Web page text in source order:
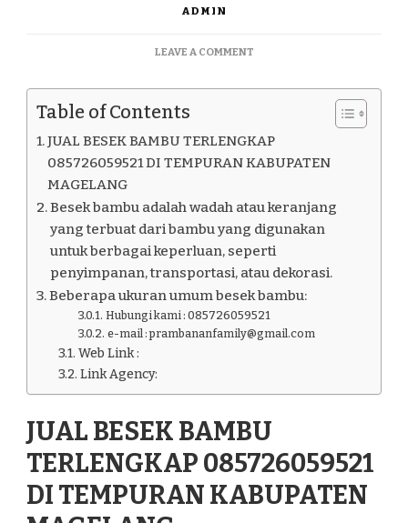
ADMIN
LEAVE A COMMENTON
085726059521
TEMPURAN
MAGELANG
Table of Contents
JUAL BESEK BAMBU TERLENGKAP
085726059521 DI TEMPURAN KABUPATEN
MAGELANG
Besek bambu adalah wadah atau keranjang
yang terbuat dari bambu yang digunakan
untuk berbagai keperluan, seperti
penyimpanan, transportasi, atau dekorasi.
Beberapa ukuran umum besek bambu:
Hubungi kami : 085726059521
e-mail : prambananfamily@gmail.com
Web Link :
Link Agency:
JUAL BESEK BAMBU
TERLENGKAP 085726059521
DI TEMPURAN KABUPATEN